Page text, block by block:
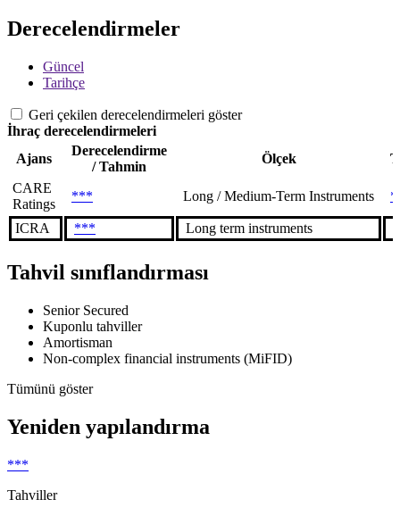
Derecelendirmeler
Güncel
Tarihçe
Geri çekilen derecelendirmeleri göster
İhraç derecelendirmeleri
Ajans
Derecelendirme
/ Tahmin
Ölçek
CARE
Ratings
*** Long / Medium-Term Instruments
ICRA *** Long term instruments
Tahvil sınıflandırması
Senior Secured
Kuponlu tahviller
Amortisman
Non-complex financial instruments (MiFID)
Tümünü göster
Yeniden yapılandırma
***
Tahviller